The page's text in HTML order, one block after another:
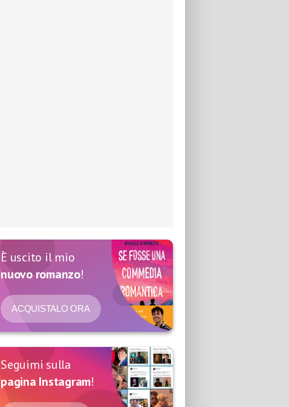
È uscito il mio
nuovo romanzo!
ACQUISTALO ORA
Seguimi sulla
pagina Instagram!